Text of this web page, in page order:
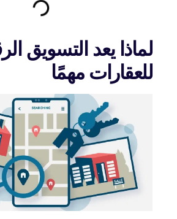
لماذا يعد التسويق
للعقارات مهمًا